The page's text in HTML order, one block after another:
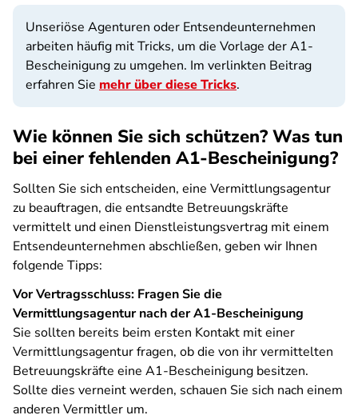
Unseriöse Agenturen oder Entsendeunternehmen
arbeiten häufig mit Tricks, um die Vorlage der A1-
Bescheinigung zu umgehen. Im verlinkten Beitrag
erfahren Sie mehr über diese Tricks.
Wie können Sie sich schützen? Was tun
bei einer fehlenden A1-Bescheinigung?
Sollten Sie sich entscheiden, eine Vermittlungsagentur
zu beauftragen, die entsandte Betreuungskräfte
vermittelt und einen Dienstleistungsvertrag mit einem
Entsendeunternehmen abschließen, geben wir Ihnen
folgende Tipps:
Vor Vertragsschluss: Fragen Sie die
Vermittlungsagentur nach der A1-Bescheinigung
Sie sollten bereits beim ersten Kontakt mit einer
Vermittlungsagentur fragen, ob die von ihr vermittelten
Betreuungskräfte eine A1-Bescheinigung besitzen.
Sollte dies verneint werden, schauen Sie sich nach einem
anderen Vermittler um.